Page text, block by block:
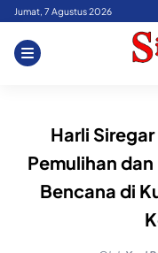
Skip
content
Jumat, 7 Agustus 2026
Harli
Pemulihan
Bencana di